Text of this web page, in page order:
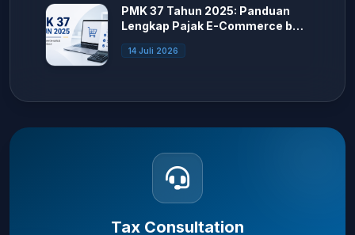
PMK 37 Tahun 2025: Panduan
Lengkap Pajak E-Commerce bagi
Seller Marketplace
14 Juli 2026
Tax Consultation